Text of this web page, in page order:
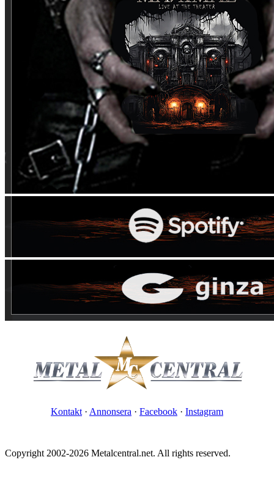
Kontakt · Annonsera · Facebook · Instagram
Copyright 2002-2026 Metalcentral.net. All rights reserved.